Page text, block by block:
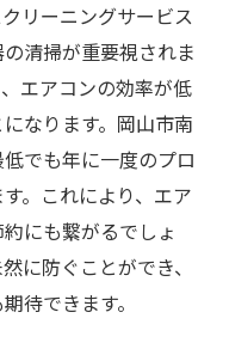
リーニングサービス
清掃が重要視されま
エアコンの効率が低
なります。岡山市南
でも年に一度のプロ
。これにより、エア
にも繋がるでしょ
に防ぐことができ、
待できます。